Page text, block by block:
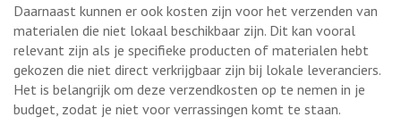
Daarnaast kunnen er ook kosten zijn voor het verzenden van
materialen die niet lokaal beschikbaar zijn. Dit kan vooral
relevant zijn als je specifieke producten of materialen hebt
gekozen die niet direct verkrijgbaar zijn bij lokale leveranciers.
Het is belangrijk om deze verzendkosten op te nemen in je
budget, zodat je niet voor verrassingen komt te staan.